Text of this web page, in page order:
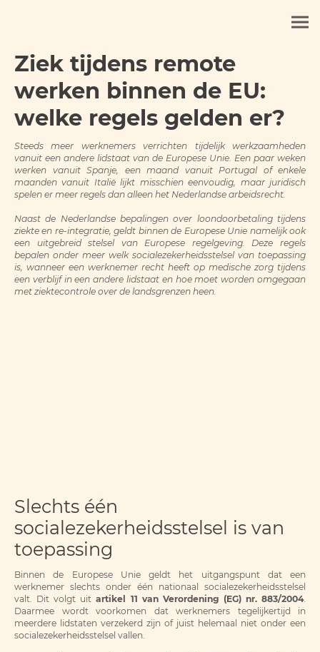
Ziek tijdens remote
werken binnen de EU:
welke regels gelden er?
Steeds meer werknemers verrichten tijdelijk werkzaamheden
vanuit een andere lidstaat van de Europese Unie. Een paar weken
werken vanuit Spanje, een maand vanuit Portugal of enkele
maanden vanuit Italië lijkt misschien eenvoudig, maar juridisch
spelen er meer regels dan alleen het Nederlandse arbeidsrecht.
Naast de Nederlandse bepalingen over loondoorbetaling tijdens
ziekte en re-integratie, geldt binnen de Europese Unie namelijk ook
een uitgebreid stelsel van Europese regelgeving. Deze regels
bepalen onder meer welk socialezekerheidsstelsel van toepassing
is, wanneer een werknemer recht heeft op medische zorg tijdens
een verblijf in een andere lidstaat en hoe moet worden omgegaan
met ziektecontrole over de landsgrenzen heen.
Slechts één
socialezekerheidsstelsel is van
toepassing
Binnen de Europese Unie geldt het uitgangspunt dat een
werknemer slechts onder één nationaal socialezekerheidsstelsel
valt. Dit volgt uitartikel 11 van Verordening (EG) nr. 883/2004.
Daarmee wordt voorkomen dat werknemers tegelijkertijd in
meerdere lidstaten verzekerd zijn of juist helemaal niet onder een
socialezekerheidsstelsel vallen.